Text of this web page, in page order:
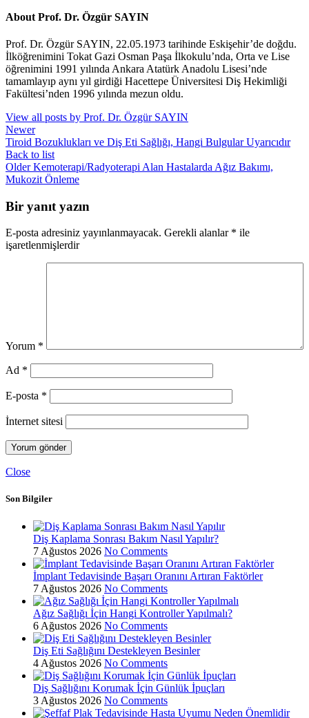
About Prof. Dr. Özgür SAYIN
Prof. Dr. Özgür SAYIN, 22.05.1973 tarihinde Eskişehir’de doğdu.
İlköğrenimini Tokat Gazi Osman Paşa İlkokulu’nda, Orta ve Lise
öğrenimini 1991 yılında Ankara Atatürk Anadolu Lisesi’nde
tamamlayıp aynı yıl girdiği Hacettepe Üniversitesi Diş Hekimliği
Fakültesi’nden 1996 yılında mezun oldu.
View all posts by Prof. Dr. Özgür SAYIN
Newer
Tiroid Bozuklukları ve Diş Eti Sağlığı, Hangi Bulgular Uyarıcıdır
Back to list
Older Kemoterapi/Radyoterapi Alan Hastalarda Ağız Bakımı,
Mukozit Önleme
Bir yanıt yazın
E-posta adresiniz yayınlanmayacak. Gerekli alanlar * ile
işaretlenmişlerdir
Yorum *
Ad *
E-posta *
İnternet sitesi
Close
Son Bilgiler
Diş Kaplama Sonrası Bakım Nasıl Yapılır?
7 Ağustos 2026 No Comments
İmplant Tedavisinde Başarı Oranını Artıran Faktörler
7 Ağustos 2026 No Comments
Ağız Sağlığı İçin Hangi Kontroller Yapılmalı?
6 Ağustos 2026 No Comments
Diş Eti Sağlığını Destekleyen Besinler
4 Ağustos 2026 No Comments
Diş Sağlığını Korumak İçin Günlük İpuçları
3 Ağustos 2026 No Comments